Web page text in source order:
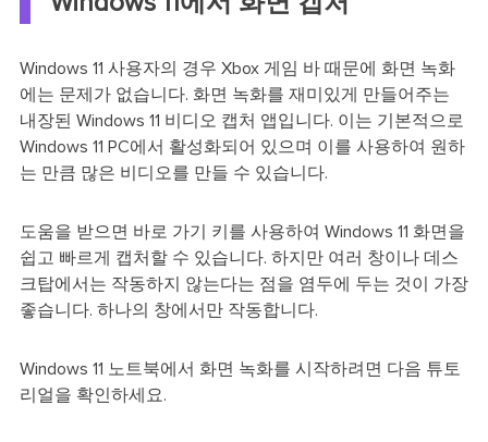
Windows 11 사용자의 경우 Xbox 게임 바 때문에 화면 녹화
에는 문제가 없습니다. 화면 녹화를 재미있게 만들어주는
내장된 Windows 11 비디오 캡처 앱입니다. 이는 기본적으로
Windows 11 PC에서 활성화되어 있으며 이를 사용하여 원하
는 만큼 많은 비디오를 만들 수 있습니다.
도움을 받으면 바로 가기 키를 사용하여 Windows 11 화면을
쉽고 빠르게 캡처할 수 있습니다. 하지만 여러 창이나 데스
크탑에서는 작동하지 않는다는 점을 염두에 두는 것이 가장
좋습니다. 하나의 창에서만 작동합니다.
Windows 11 노트북에서 화면 녹화를 시작하려면 다음 튜토
리얼을 확인하세요.